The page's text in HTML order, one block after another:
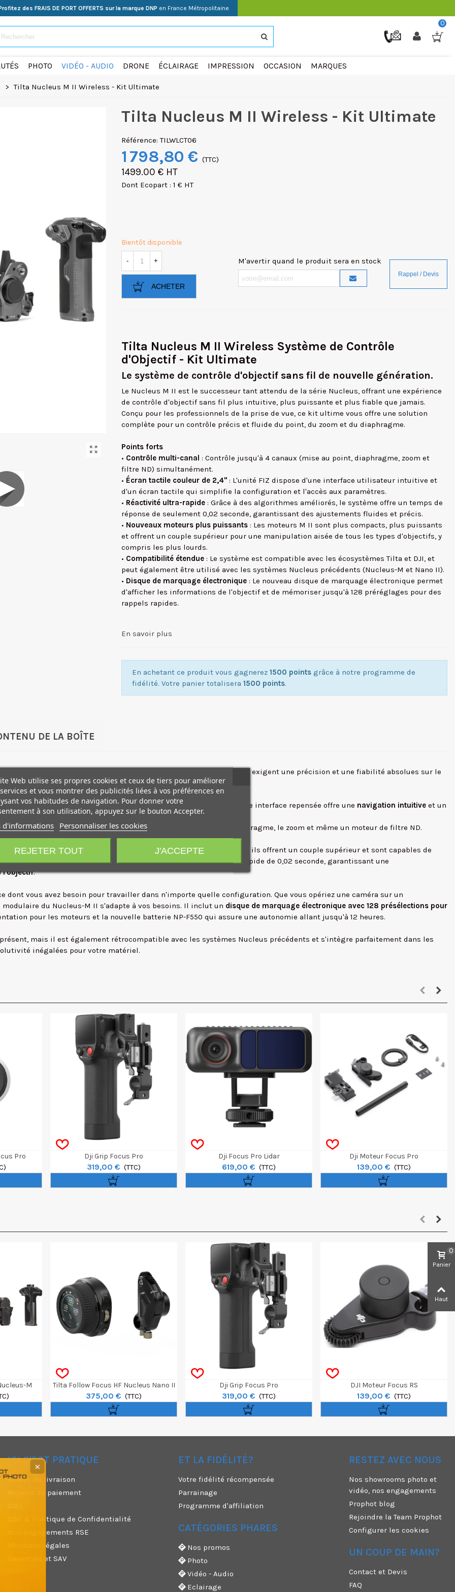
des FRAIS DE PORT OFFERTS sur la marque DNP en France Métropolitaine
0
PHOTO VIDÉO - AUDIO DRONE ÉCLAIRAGE IMPRESSION OCCASION MARQUES
> Tilta Nucleus M II Wireless - Kit Ultimate
Tilta Nucleus M II Wireless - Kit Ultimate
Référence: TILWLCT06
1 798,80 € (TTC)
1499.00 € HT
Dont Ecopart : 1 € HT
Bientôt disponible
- +
ACHETER
M'avertir quand le produit sera en stock
Tilta Nucleus M II Wireless Système de Contrôle
d'Objectif - Kit Ultimate
Le système de contrôle d'objectif sans fil de nouvelle génération.
Le Nucleus M II est le successeur tant attendu de la série Nucleus, offrant une expérience
de contrôle d'objectif sans fil plus intuitive, plus puissante et plus fiable que jamais.
Conçu pour les professionnels de la prise de vue, ce kit ultime vous offre une solution
complète pour un contrôle précis et fluide du point, du zoom et du diaphragme.
Points forts
• Contrôle multi-canal : Contrôle jusqu'à 4 canaux (mise au point, diaphragme, zoom et
filtre ND) simultanément.
• Écran tactile couleur de 2,4" : L'unité FIZ dispose d'une interface utilisateur intuitive et
d'un écran tactile qui simplifie la configuration et l'accès aux paramètres.
• Réactivité ultra-rapide : Grâce à des algorithmes améliorés, le système offre un temps de
réponse de seulement 0,02 seconde, garantissant des ajustements fluides et précis.
• Nouveaux moteurs plus puissants : Les moteurs M II sont plus compacts, plus puissants
et offrent un couple supérieur pour une manipulation aisée de tous les types d'objectifs, y
compris les plus lourds.
• Compatibilité étendue : Le système est compatible avec les écosystèmes Tilta et DJI, et
peut également être utilisé avec les systèmes Nucleus précédents (Nucleus-M et Nano II).
• Disque de marquage électronique : Le nouveau disque de marquage électronique permet
d'afficher les informations de l'objectif et de mémoriser jusqu'à 128 préréglages pour des
rappels rapides.
En savoir plus
En achetant ce produit vous gagnerez 1500 points grâce à notre programme de
fidélité. Votre panier totalisera 1500 points.
DE LA BOÎTE
sans fil conçu pour les cinéastes et les assistants caméra qui exigent une précision et une fiabilité absolues sur le
, désormais équipée d'unécran tactile couleur de 2,4 pouces . Cette interface repensée offre une navigation intuitive et un
: tout est accessible d'un simple toucher.
, vous permettant de gérer simultanément la mise au point, le diaphragme, le zoom et même un moteur de filtre ND.
grâce à de tout nouveaux moteurs M II brushless. Plus compacts, ils offrent un couple supérieur et sont capables de
parfaite. Leur vitesse de réponse a été réduite à un temps ultra-rapide de 0,02 seconde, garantissant une
l'objectif.
vous avez besoin pour travailler dans n'importe quelle configuration. Que vous opériez une caméra sur un
du Nucleus-M II s'adapte à vos besoins. Il inclut un disque de marquage électronique avec 128 présélections pour
pour les moteurs et la nouvelle batterie NP-F550 qui assure une autonomie allant jusqu'à 12 heures.
mais il est également rétrocompatible avec les systèmes Nucleus précédents et s'intègre parfaitement dans les
inégalées pour votre matériel.
Pro Dji Grip Focus Pro
319,00 € (TTC)
Dji Focus Pro Lidar
619,00 € (TTC)
Dji Moteur Focus Pro
139,00 € (TTC)
M Tilta Follow Focus HF Nucleus Nano II
375,00 € (TTC)
Dji Grip Focus Pro
319,00 € (TTC)
DJI Moteur Focus RS
139,00 € (TTC)
ICI C'EST PRATIQUE
Modes de livraison
Moyens de paiement
CGV & Politique de Confidentialité
Nos engagements RSE
Mentions légales
Garanties et SAV
ET LA FIDÉLITÉ?
Votre fidélité récompensée
Parrainage
Programme d'affiliation
CATÉGORIES PHARES
Nos promos
Photo
Vidéo - Audio
Eclairage
RESTEZ AVEC NOUS
Nos showrooms photo et
vidéo, nos engagements
Prophot blog
Rejoindre la Team Prophot
Configurer les cookies
UN COUP DE MAIN?
Contact et Devis
FAQ
Web utilise ses propres cookies et ceux de tiers pour améliorer
et vous montrer des publicités liées à vos préférences en
vos habitudes de navigation. Pour donner votre
à son utilisation, appuyez sur le bouton Accepter.
d'informations Personnaliser les cookies
REJETER TOUT J'ACCEPTE
Panier
0
Haut
✕